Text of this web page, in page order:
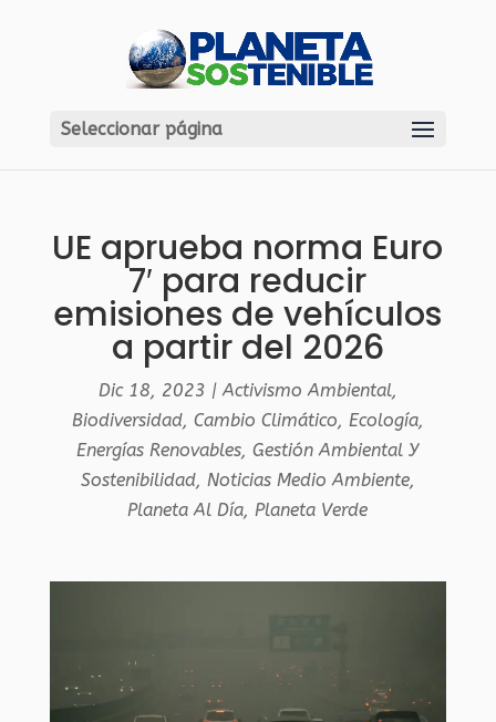
Seleccionar página
UE aprueba norma Euro
7′ para reducir
emisiones de vehículos
a partir del 2026
Dic 18, 2023 |Activismo Ambiental,
Biodiversidad, Cambio Climático, Ecología,
Energías Renovables,Gestión Ambiental Y
Sostenibilidad, Noticias Medio Ambiente,
Planeta Al Día,Planeta Verde